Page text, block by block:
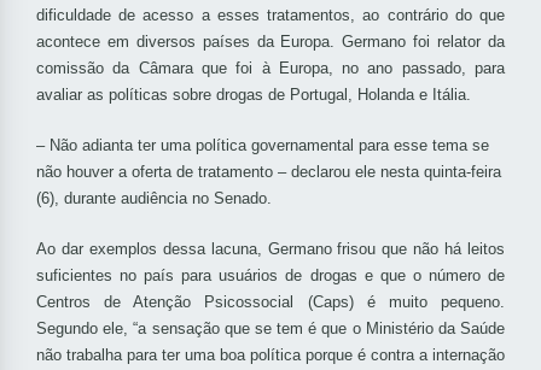
dificuldade de acesso a esses tratamentos, ao contrário do que
acontece em diversos países da Europa. Germano foi relator da
comissão da Câmara que foi à Europa, no ano passado, para
avaliar as políticas sobre drogas de Portugal, Holanda e Itália.
– Não adianta ter uma política governamental para esse tema se
não houver a oferta de tratamento – declarou ele nesta quinta-feira
(6), durante audiência no Senado.
Ao dar exemplos dessa lacuna, Germano frisou que não há leitos
suficientes no país para usuários de drogas e que o número de
Centros de Atenção Psicossocial (Caps) é muito pequeno.
Segundo ele, “a sensação que se tem é que o Ministério da Saúde
não trabalha para ter uma boa política porque é contra a internação